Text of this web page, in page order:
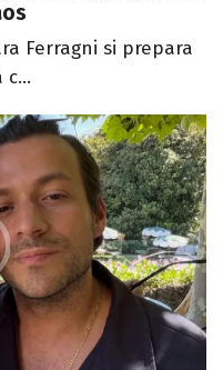
Ferragni si prepara